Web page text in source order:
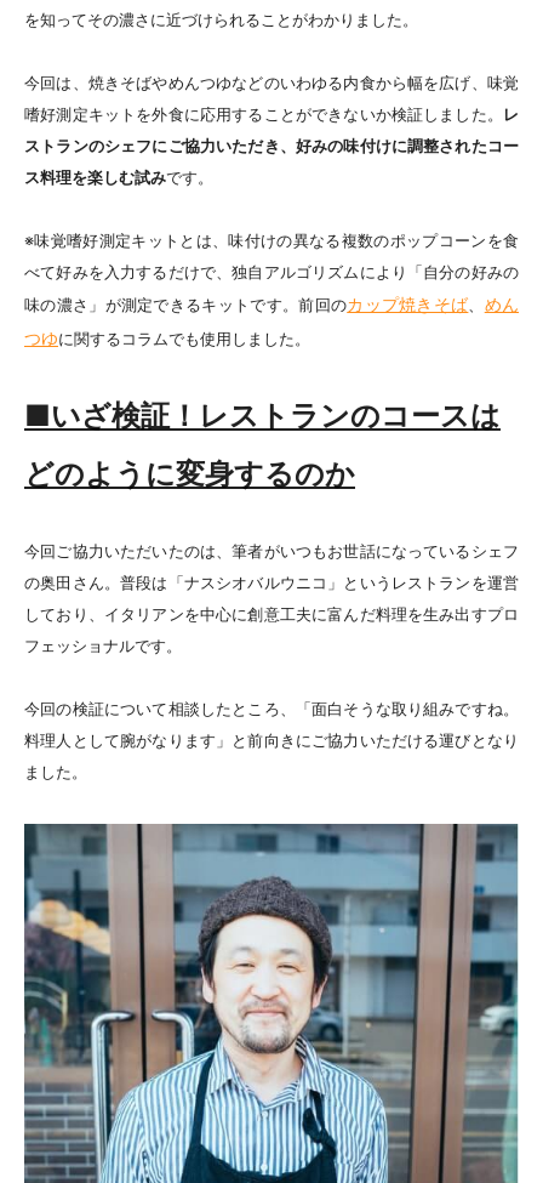
を知ってその濃さに近づけられることがわかりました。
今回は、焼きそばやめんつゆなどのいわゆる内食から幅を広げ、味覚
嗜好測定キットを外食に応用することができないか検証しました。
レ
ストランのシェフにご協力いただき、好みの味付けに調整されたコー
ス料理を楽しむ試みです。
※味覚嗜好測定キットとは、味付けの異なる複数のポップコーンを食
べて好みを入力するだけで、独自アルゴリズムにより「自分の好みの
味の濃さ」が測定できるキットです。前回のカップ焼きそば、 めん
つゆに関するコラムでも使用しました。
■いざ検証！レストランのコースは
どのように変身するのか
今回ご協力いただいたのは、筆者がいつもお世話になっているシェフ
の奥田さん。普段は「ナスシオバルウニコ」というレストランを運営
しており、イタリアンを中心に創意工夫に富んだ料理を生み出すプロ
フェッショナルです。
今回の検証について相談したところ、「面白そうな取り組みですね。
料理人として腕がなります」と前向きにご協力いただける運びとなり
ました。